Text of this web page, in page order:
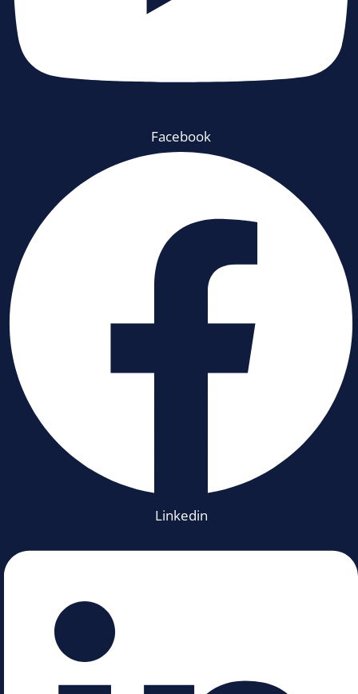
Facebook
Linkedin